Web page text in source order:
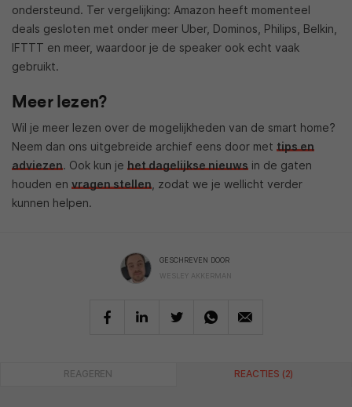
ondersteund. Ter vergelijking: Amazon heeft momenteel
deals gesloten met onder meer Uber, Dominos, Philips, Belkin,
IFTTT en meer, waardoor je de speaker ook echt vaak
gebruikt.
Meer lezen?
Wil je meer lezen over de mogelijkheden van de smart home?
Neem dan ons uitgebreide archief eens door met tips en
adviezen. Ook kun je het dagelijkse nieuws in de gaten
houden en vragen stellen , zodat we je wellicht verder
kunnen helpen.
GESCHREVEN DOOR
WESLEY AKKERMAN
REAGEREN REACTIES (2)